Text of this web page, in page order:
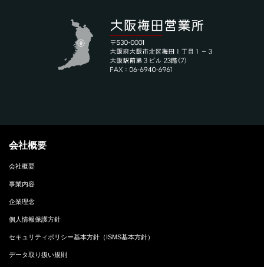
会社概要
会社概要
事業内容
企業理念
個人情報保護方針
セキュリティポリシー基本方針（ISMS基本方針）
データ取り扱い規則